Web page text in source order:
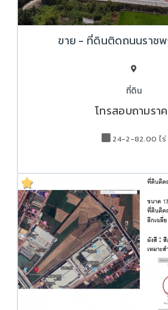
ขาย - ที่ดินติดถนนราช
ที่ดิน
โทรสอบถามรา
24-2-82.00 ไร่